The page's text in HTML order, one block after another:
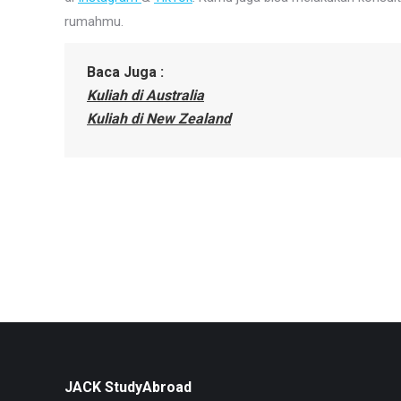
rumahmu.
Baca Juga :
Kuliah di Australia
Kuliah di New Zealand
JACK StudyAbroad